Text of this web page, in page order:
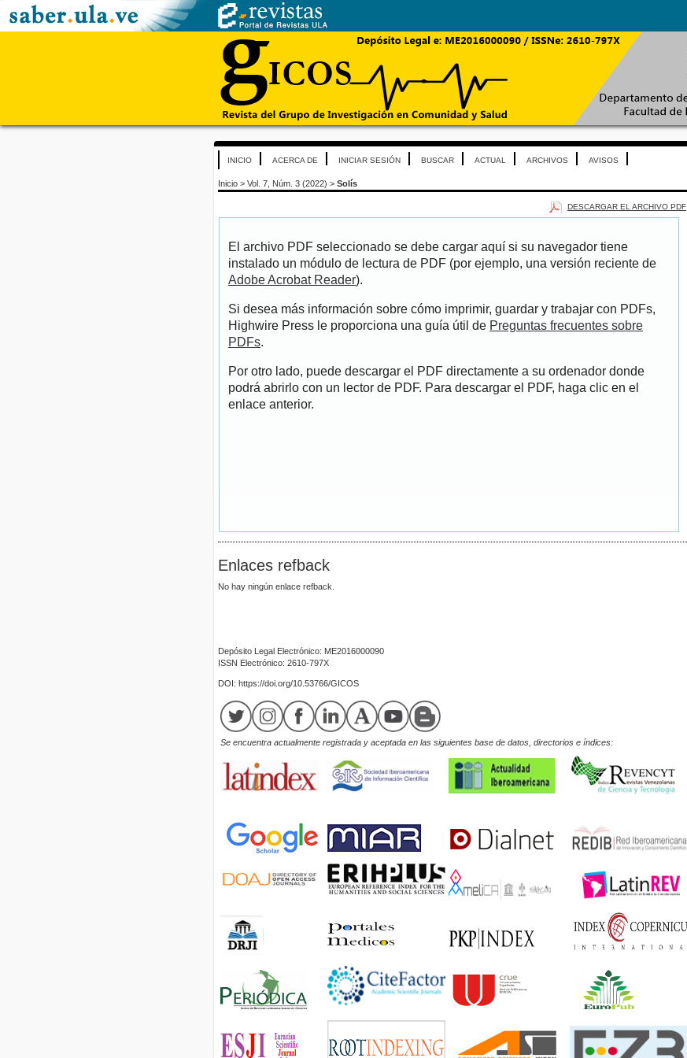
INICIO ACERCA DE INICIAR SESIÓN BUSCAR ACTUAL ARCHIVOS AVISOS
Inicio > Vol. 7, Núm. 3 (2022) > Solís
DESCARGAR EL ARCHIVO PDF
El archivo PDF seleccionado se debe cargar aquí si su navegador tiene
instalado un módulo de lectura de PDF (por ejemplo, una versión reciente de
Adobe Acrobat Reader).
Si desea más información sobre cómo imprimir, guardar y trabajar con PDFs,
Highwire Press le proporciona una guía útil de Preguntas frecuentes sobre
PDFs.
Por otro lado, puede descargar el PDF directamente a su ordenador donde
podrá abrirlo con un lector de PDF. Para descargar el PDF, haga clic en el
enlace anterior.
Enlaces refback
No hay ningún enlace refback.
Depósito Legal Electrónico: ME2016000090
ISSN Electrónico: 2610-797X
DOI: https://doi.org/10.53766/GICOS
Se encuentra actualmente registrada y aceptada en las siguientes base de datos, directorios e índices: